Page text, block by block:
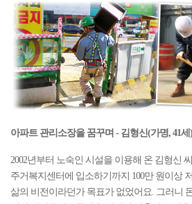
아파트 관리소장을 꿈꾸며 - 김형신(가명, 41세
2002년부터 노숙인 시설을 이용해 온 김형신
주거복지센터에 입소하기까지 100만 원이상
삶의 비전이라던가 목표가 없었어요. 그러니